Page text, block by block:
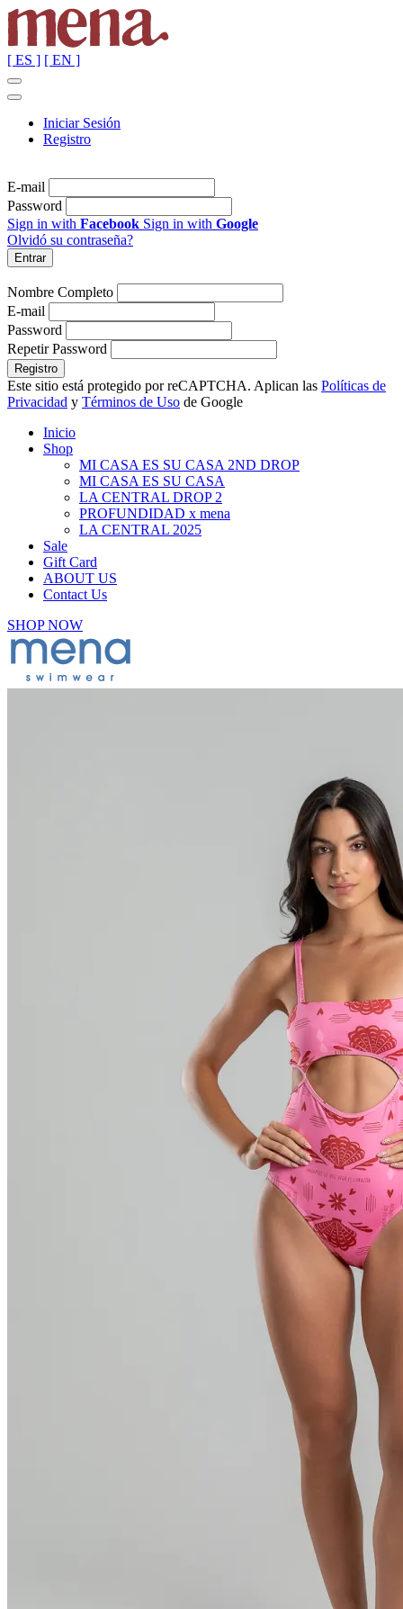
[ ES ] [ EN ]
Iniciar Sesión
Registro
E-mail
Password
Sign in with Facebook Sign in with Google
Olvidó su contraseña?
Nombre Completo
E-mail
Password
Repetir Password
Este sitio está protegido por reCAPTCHA. Aplican las Políticas de
Privacidad y Términos de Uso de Google
Inicio
Shop
MI CASA ES SU CASA 2ND DROP
MI CASA ES SU CASA
LA CENTRAL DROP 2
PROFUNDIDAD x mena
LA CENTRAL 2025
Sale
Gift Card
ABOUT US
Contact Us
SHOP NOW